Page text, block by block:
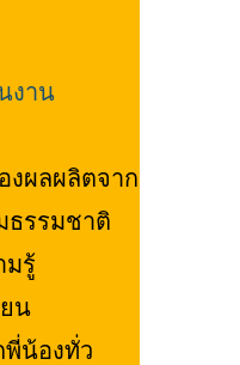
งาน
งผลผลิตจาก
ธรรมชาติ
มรู้
น
น้องทั่ว